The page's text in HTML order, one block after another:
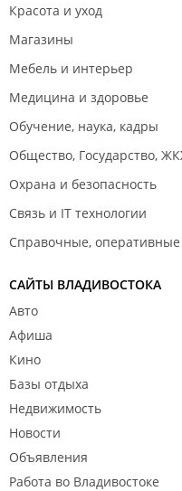
Красота и уход
Магазины
Мебель и интерьер
Медицина и здоровье
Обучение, наука, кадры
Общество, Государство,
Охрана и безопасность
Связь и IT технологии
Справочные,
САЙТЫ ВЛАДИВОСТОКА
Авто
Афиша
Кино
Базы отдыха
Недвижимость
Новости
Объявления
Работа во Владивостоке